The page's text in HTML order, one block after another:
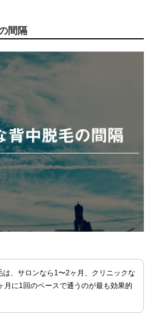
間隔
は、サロンなら1〜2ヶ月、クリニックな
月に1回のペースで通うのが最も効果的